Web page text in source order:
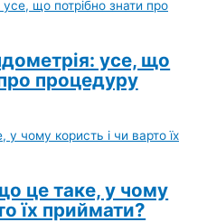
усе, що
процедуру
це таке, у чому
їх приймати?